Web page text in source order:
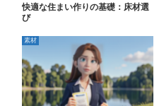
快適な住まい作りの基礎：床材選
び
素材